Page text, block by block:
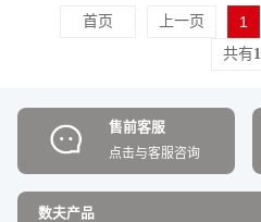
首页 上一页 1
共有1
售前客服
点击与客服咨询
数夫产品